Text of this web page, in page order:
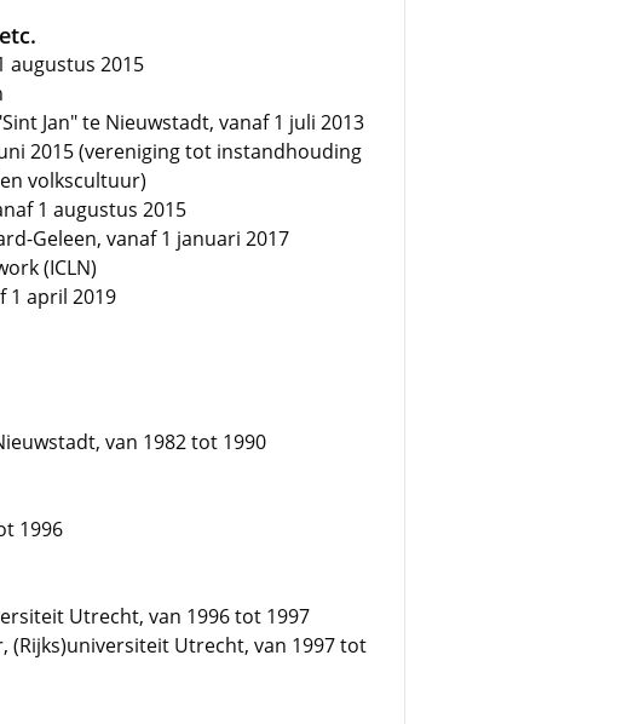
augustus 2015
Jan" te Nieuwstadt, vanaf 1 juli 2013
2015 (vereniging tot instandhouding
volkscultuur)
1 augustus 2015
Geleen, vanaf 1 januari 2017
(ICLN)
1 april 2019
van 1982 tot 1990
1996
Utrecht, van 1996 tot 1997
(Rijks)universiteit Utrecht, van 1997 tot